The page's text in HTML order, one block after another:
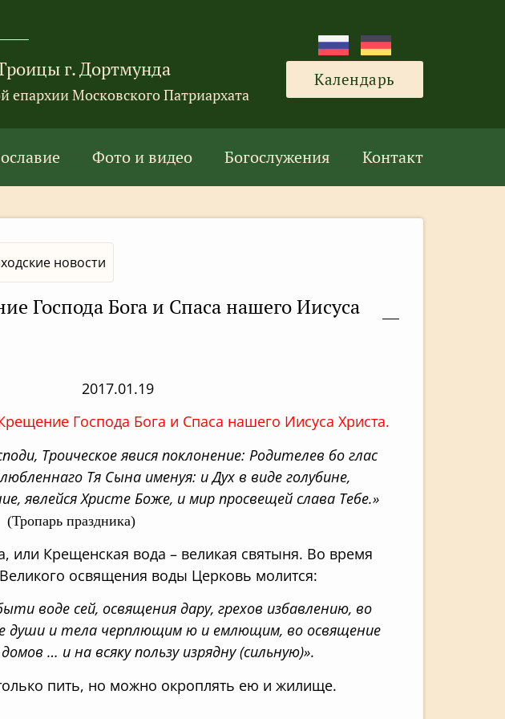
г. Дортмунда
епархии Московского Патриархата
Календарь
Фото и видео Богослужения Контакт
новости
Господа Бога и Спаса нашего Иисуса
2017.01.19
Господа Бога и Спаса нашего Иисуса Христа.
Троическое явися поклонение: Родителев бо глас
Тя Сына именуя: и Дух в виде голубине,
явлейся Христе Боже, и мир просвещей слава Тебе.»
(Тропарь праздника)
или Крещенская вода – великая святыня. Во время
Великого освящения воды Церковь молится:
воде сей, освящения дару, грехов избавлению, во
души и тела черплющим ю и емлющим, во освящение
домов … и на всяку пользу изрядну (сильную)».
пить, но можно окроплять ею и жилище.